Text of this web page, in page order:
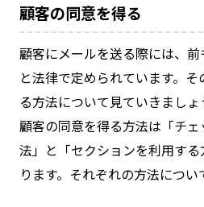
顧客の同意を得る
顧客にメールを送る際には、
と法律で定められています。
る方法について見ていきましょ
顧客の同意を得る方法は「チ
法」と「セクションを利用す
ります。それぞれの方法につい